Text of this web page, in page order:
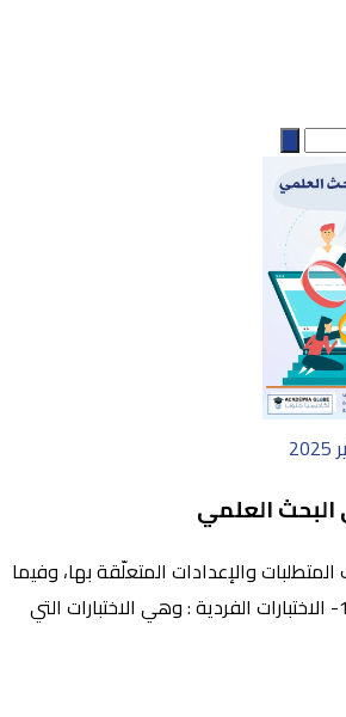
البحث العلمي
تختلف الاختبارات باختلاف المتطلبات والإعدادات المتعلّقة بها، وفيما
يأتي أهمّ هذه الأنواع: 1- الاختبارات الفردية : وهي الاختبارات التي